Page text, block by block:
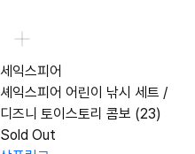
세익스피어
셰익스피어 어린이 낚시 세트 /
디즈니 토이스토리 콤보 (23)
Sold Out